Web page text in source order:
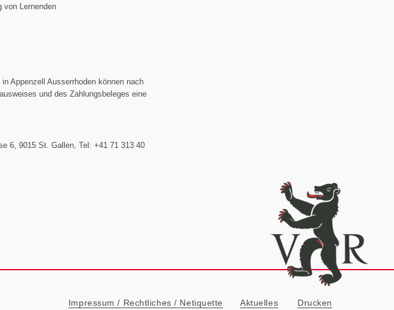
von Lernenden
Appenzell Ausserrhoden können nach
und des Zahlungsbeleges eine
6, 9015 St. Gallen, Tel: +41 71 313 40
Metanavigationn
Impressum / Rechtliches / Netiquette Aktuelles Drucken